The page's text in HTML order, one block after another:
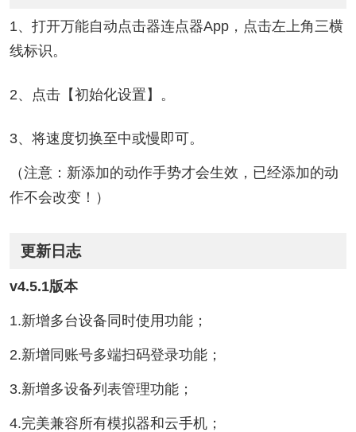
1、打开万能自动点击器连点器App，点击左上角三横
线标识。
2、点击【初始化设置】。
3、将速度切换至中或慢即可。
（注意：新添加的动作手势才会生效，已经添加的动
作不会改变！）
更新日志
v4.5.1版本
1.新增多台设备同时使用功能；
2.新增同账号多端扫码登录功能；
3.新增多设备列表管理功能；
4.完美兼容所有模拟器和云手机；